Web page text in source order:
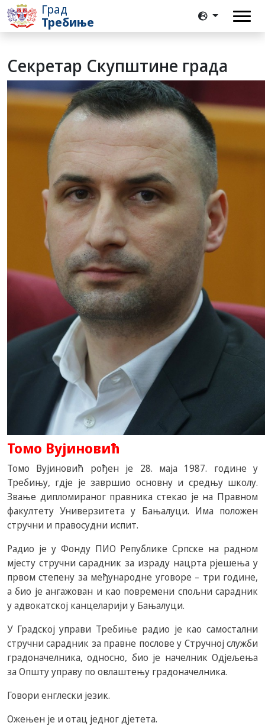
Град
Требиње
Секретар Скупштине града
Томо Вујиновић
Томо Вујиновић рођен је 28. маја 1987. године у
Требињу, гдје је завршио основну и средњу школу.
Звање дипломираног правника стекао је на Правном
факултету Универзитета у Бањалуци. Има положен
стручни и правосудни испит.
Радио је у Фонду ПИО Републике Српске на радном
мјесту стручни сарадник за израду нацрта рјешења у
првом степену за међународне уговоре – три године,
а био је ангажован и као повремени спољни сарадник
у адвокатској канцеларији у Бањалуци.
У Градској управи Требиње радио је као самостални
стручни сарадник за правне послове у Стручној служби
градоначелника, односно, био је начелник Одјељења
за Општу управу по овлаштењу градоначелника.
Говори енглески језик.
Ожењен је и отац једног дјетета.